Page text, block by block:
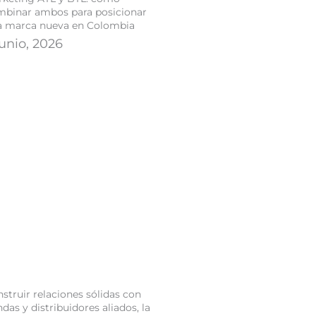
ambos para posicionar
marca nueva en Colombia
2026
relaciones sólidas con
y distribuidores aliados, la